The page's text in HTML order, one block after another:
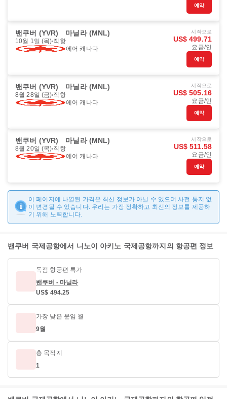
예약
밴쿠버 (YVR) 마닐라 (MNL)
10월 1일 (목) 직항
에어 캐나다
시작으로
US$ 499.71
요금/인
예약
밴쿠버 (YVR) 마닐라 (MNL)
8월 28일 (금) 직항
에어 캐나다
시작으로
US$ 505.16
요금/인
예약
밴쿠버 (YVR) 마닐라 (MNL)
8월 20일 (목) 직항
에어 캐나다
시작으로
US$ 511.58
요금/인
예약
이 페이지에 나열된 가격은 최신 정보가 아닐 수 있으며 사전 통지 없
이 변경될 수 있습니다. 우리는 가장 정확하고 최신의 정보를 제공하
기 위해 노력합니다.
밴쿠버 국제공항에서 니노이 아키노 국제공항까지의 항공편 정보
독점 항공편 특가
밴쿠버 - 마닐라
US$ 494.25
가장 낮은 운임 월
9월
총 목적지
1